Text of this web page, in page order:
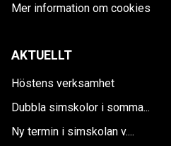
Mer information om cookies
AKTUELLT
Höstens verksamhet
Dubbla simskolor i somma...
Ny termin i simskolan v....